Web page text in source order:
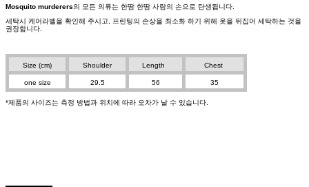
Mosquito murderers의 모든 의류는 한땀 한땀 사람의 손으로 탄생됩니다.
세탁시 케어라벨을 확인해 주시고, 프린팅의 손상을 최소화 하기 위해 옷을 뒤집어 세탁하는 것을
권장합니다.
Size (cm) Shoulder Length Chest
one size 29.5 56 35
*제품의 사이즈는 측정 방법과 위치에 따라 오차가 날 수 있습니다.